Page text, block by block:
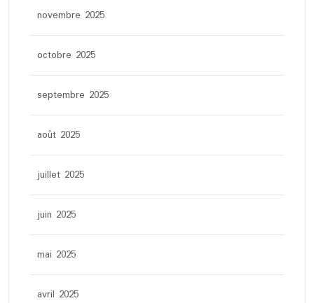
novembre 2025
octobre 2025
septembre 2025
août 2025
juillet 2025
juin 2025
mai 2025
avril 2025